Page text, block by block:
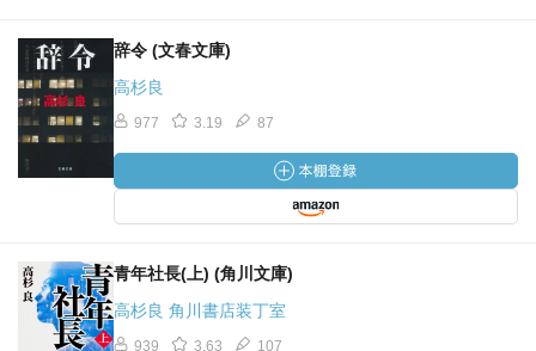
辞令 (文春文庫)
高杉良
977 3.19 87
青年社長(上) (角川文庫)
高杉良 角川書店装丁室
939 3.63 107